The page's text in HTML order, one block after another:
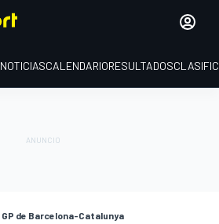
NOTICIASCALENDARIORESULTADOS
GP de Barcelona-Catalunya